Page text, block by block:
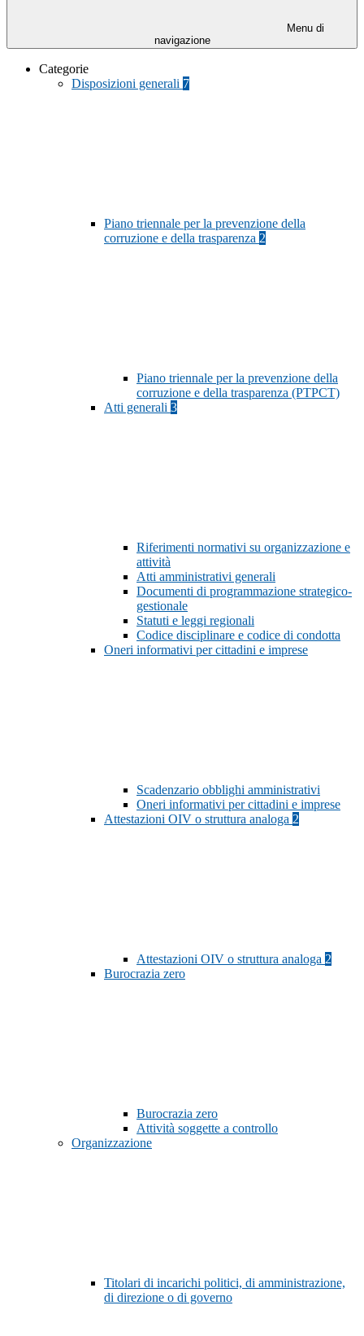
Menu di
navigazione
Categorie
Disposizioni generali 7
Piano triennale per la prevenzione della
corruzione e della trasparenza 2
Piano triennale per la prevenzione della
corruzione e della trasparenza (PTPCT)
Atti generali 3
Riferimenti normativi su organizzazione e
attività
Atti amministrativi generali
Documenti di programmazione strategico-
gestionale
Statuti e leggi regionali
Codice disciplinare e codice di condotta
Oneri informativi per cittadini e imprese
Scadenzario obblighi amministrativi
Oneri informativi per cittadini e imprese
Attestazioni OIV o struttura analoga 2
Attestazioni OIV o struttura analoga 2
Burocrazia zero
Burocrazia zero
Attività soggette a controllo
Organizzazione
Titolari di incarichi politici, di amministrazione,
di direzione o di governo